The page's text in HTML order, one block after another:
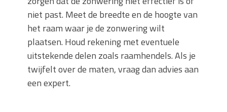
niet past. Meet de breedte en de hoogte van
het raam waar je de zonwering wilt
plaatsen. Houd rekening met eventuele
uitstekende delen zoals raamhendels. Als je
twijfelt over de maten, vraag dan advies aan
een expert.